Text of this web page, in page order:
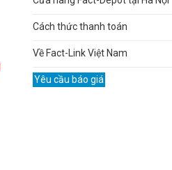
Cách thức thanh toán
Về Fact-Link Việt Nam
Yêu cầu báo giá